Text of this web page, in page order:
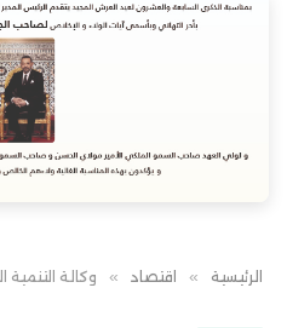
الرئيسية » اقتصاد » وكالة التنمية الفلاحية تُقرر